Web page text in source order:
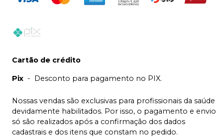
Cartão de crédito
Pix - Desconto para pagamento no PIX.
Nossas vendas são exclusivas para profissionais da saúde
devidamente habilitados. Por isso, o pagamento e envio
só são realizados após a confirmação dos dados
cadastrais e dos itens que constam no pedido.